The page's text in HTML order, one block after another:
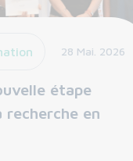
28 Mai. 2026
étape
recherche en